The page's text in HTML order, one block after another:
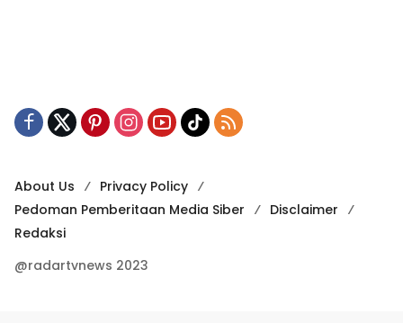
About Us
Privacy Policy
Pedoman Pemberitaan Media Siber
Disclaimer
Redaksi
@radartvnews 2023